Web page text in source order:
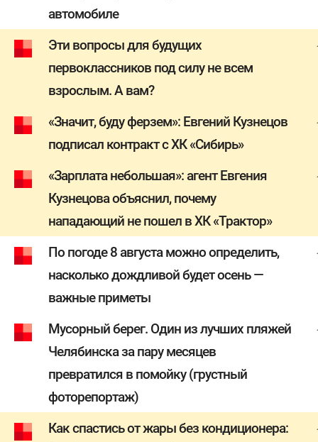
автомобиле
Эти вопросы для будущих
первоклассников под силу не всем
взрослым. А вам?
«Значит, буду ферзем»: Евгений Кузнецов
подписал контракт с ХК «Сибирь»
«Зарплата небольшая»: агент Евгения
Кузнецова объяснил, почему
нападающий не пошел в ХК «Трактор»
По погоде 8 августа можно определить,
насколько дождливой будет осень —
важные приметы
Мусорный берег. Один из лучших пляжей
Челябинска за пару месяцев
превратился в помойку (грустный
фоторепортаж)
Как спастись от жары без кондиционера: